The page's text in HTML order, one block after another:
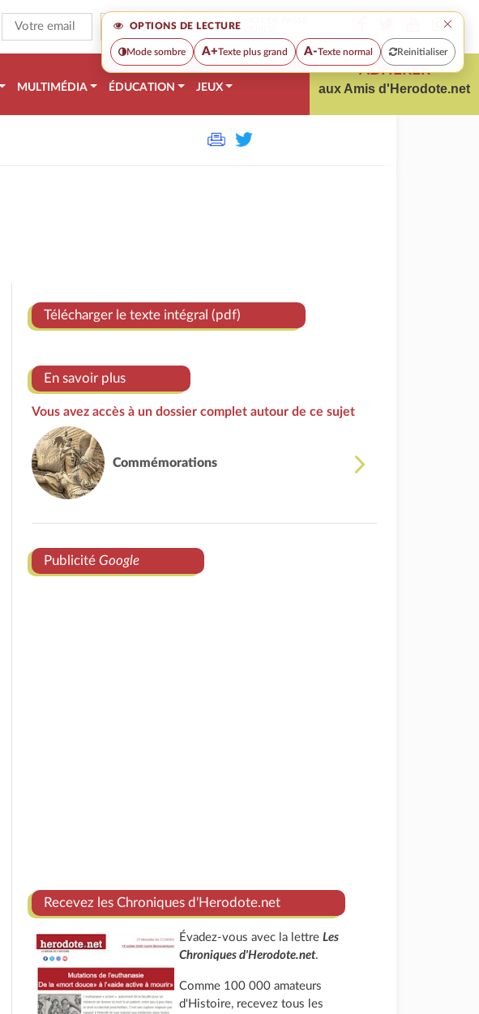
OPTIONS DE LECTURE ×
Mode sombre A+Texte plus grand A-Texte normal Reinitialiser
MULTIMÉDIA ÉDUCATION JEUX
ADHÉRER
aux Amis d'Herodote.net
Télécharger le texte intégral (pdf)
En savoir plus
Vous avez accès à un dossier complet autour de ce sujet
Commémorations
Publicité Google
Recevez les Chroniques d'Herodote.net
Évadez-vous avec la lettreLes
Chroniques d'Herodote.net.
Comme 100 000 amateurs
d'Histoire, recevez tous les